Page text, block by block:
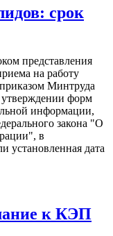
срок
представления
на работу
Минтруда
форм
информации,
закона "О
в
установленная дата
к КЭП